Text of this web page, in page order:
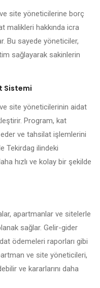
site yöneticilerine borç
malikleri hakkında icra
Bu sayede yöneticiler,
sağlayarak sakinlerin
Sistemi
site yöneticilerinin aidat
Program, kat
ve tahsilat işlemlerini
Tekirdag ilindeki
hızlı ve kolay bir şekilde
apartmanlar ve sitelerle
sağlar. Gelir-gider
ödemeleri raporları gibi
ve site yöneticileri,
ve kararlarını daha